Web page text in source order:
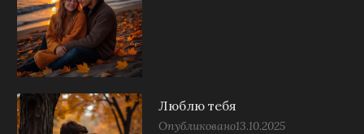
Люблю тебя
Опубликовано13.10.2025